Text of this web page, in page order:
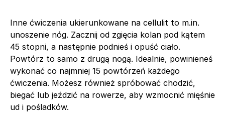
Inne ćwiczenia ukierunkowane na cellulit to m.in.
unoszenie nóg. Zacznij od zgięcia kolan pod kątem
45 stopni, a następnie podnieś i opuść ciało.
Powtórz to samo z drugą nogą. Idealnie, powinieneś
wykonać co najmniej 15 powtórzeń każdego
ćwiczenia. Możesz również spróbować chodzić,
biegać lub jeździć na rowerze, aby wzmocnić mięśnie
ud i pośladków.